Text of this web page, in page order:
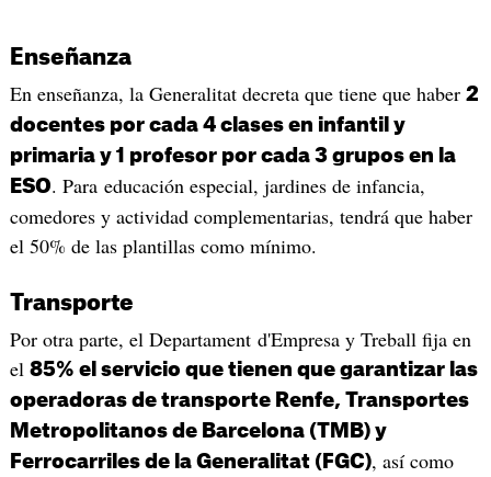
Enseñanza
En enseñanza, la Generalitat decreta que tiene que haber 2
docentes por cada 4 clases en infantil y
primaria y 1 profesor por cada 3 grupos en la
ESO. Para educación especial, jardines de infancia,
comedores y actividad complementarias, tendrá que haber
el 50% de las plantillas como mínimo.
Transporte
Por otra parte, el Departament d'Empresa y Treball fija en
el 85% el servicio que tienen que garantizar las
operadoras de transporte Renfe, Transportes
Metropolitanos de Barcelona (TMB) y
Ferrocarriles de la Generalitat (FGC), así como